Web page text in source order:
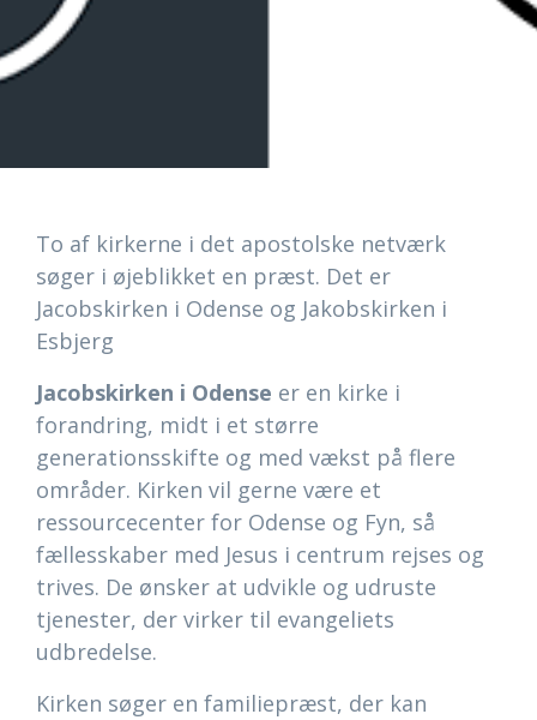
To af kirkerne i det apostolske netværk
søger i øjeblikket en præst. Det er
Jacobskirken i Odense og Jakobskirken i
Esbjerg
Jacobskirken i Odense er en kirke i
forandring, midt i et større
generationsskifte og med vækst på flere
områder. Kirken vil gerne være et
ressourcecenter for Odense og Fyn, så
fællesskaber med Jesus i centrum rejses og
trives. De ønsker at udvikle og udruste
tjenester, der virker til evangeliets
udbredelse.
Kirken søger en familiepræst, der kan